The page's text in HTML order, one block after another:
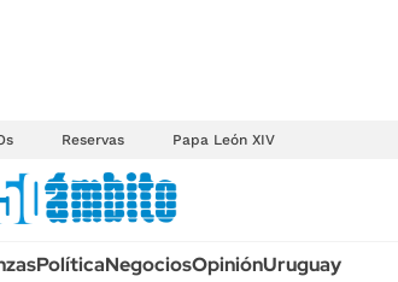
Reservas Papa León XIV
PolíticaNegociosOpiniónUruguay